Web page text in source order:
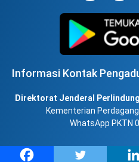
Informasi Kontak
Direktorat Jenderal
Kementerian
WhatsApp PKTN